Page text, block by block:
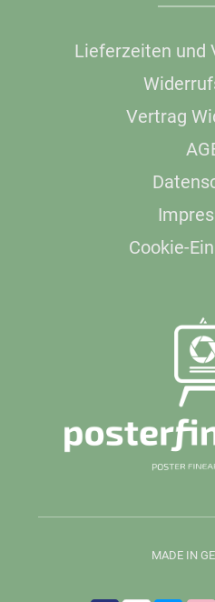
Lieferzeiten und
Vertrag
Cookie-
MADE IN